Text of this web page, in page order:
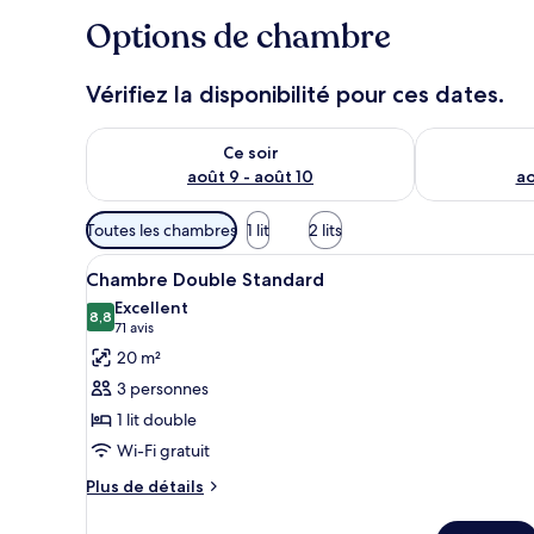
Options de chambre
Vérifiez la disponibilité pour ces dates.
Ce soir
août 9 - août 10
Vérifier la disponibilité pour ce soir août 9 - août 10
Vérifier la
Filtres
disponibles
pour
les
chambres
Toutes les chambres 1 lit 2 lits
Afficher
toutes
les
photos
pour
ce
type
de
chambre :
Une chambre d’hôtel avec
10
Chambre Double Standard
8,88,8 sur 10
Excellent
71 avis
(71 avis)
20 m²
3 personnes
1 lit double
Wi-Fi gratuit
Plus de détails
Plus